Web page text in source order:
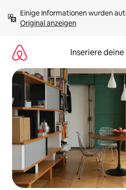
Inhalten
springenOriginal anzeigen
Inseriere